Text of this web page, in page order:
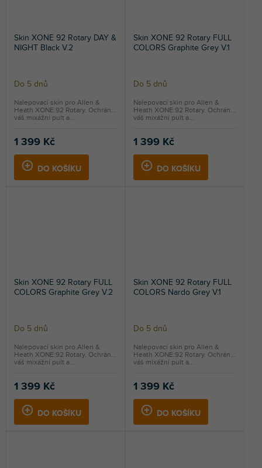
Skin XONE 92 Rotary DAY &
NIGHT Black V.2
Do 5 dnů
1 399 Kč
DO KOŠÍKU
Nalepovací skin pro Allen &
Heath XONE:92 Rotary. Ochrání
váš mixážní pult a...
Skin XONE 92 Rotary FULL
COLORS Graphite Grey V.1
Do 5 dnů
1 399 Kč
DO KOŠÍKU
Nalepovací skin pro Allen &
Heath XONE:92 Rotary. Ochrání
váš mixážní pult a...
Skin XONE 92 Rotary FULL
COLORS Graphite Grey V.2
Do 5 dnů
1 399 Kč
DO KOŠÍKU
Nalepovací skin pro Allen &
Heath XONE:92 Rotary. Ochrání
váš mixážní pult a...
Skin XONE 92 Rotary FULL
COLORS Nardo Grey V.1
Do 5 dnů
1 399 Kč
DO KOŠÍKU
Nalepovací skin pro Allen &
Heath XONE:92 Rotary. Ochrání
váš mixážní pult a...